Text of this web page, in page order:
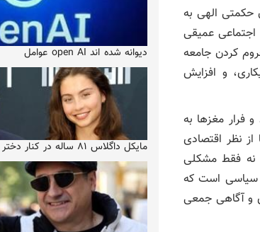
حکمتی الهی به
اجتماعی عمیقی
کردن جامعه
و افزایش
فرار مغزها به
نظر اقتصادی
نه فقط مشکلی
سیاسی است که
و آگاهی جمعی
دیوانه شده اند open AI عوامل
مایکل داگلاس ۸۱ ساله در کنار دختر ۲۳ ساله اش